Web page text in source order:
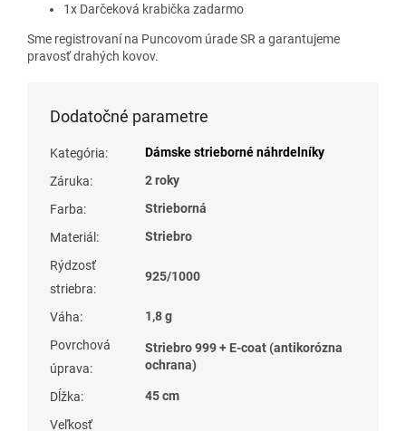
1x Darčeková krabička zadarmo
Sme registrovaní na Puncovom úrade SR a garantujeme
pravosť drahých kovov.
Dodatočné parametre
Kategória:
Dámske strieborné náhrdelníky
Záruka:
2 roky
Farba:
Strieborná
Materiál :
Striebro
Rýdzosť
striebra:
925/1000
Váha:
1,8 g
Povrchová
úprava:
Striebro 999 + E-coat (antikorózna
ochrana)
Dĺžka:
45 cm
Veľkosť